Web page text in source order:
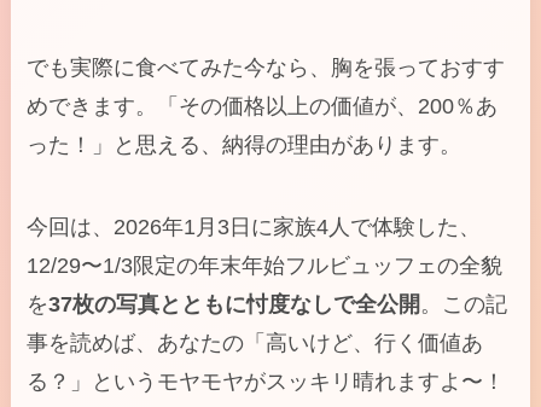
でも実際に食べてみた今なら、胸を張っておすす
めできます。「その価格以上の価値が、200％あ
った！」と思える、納得の理由があります。
今回は、2026年1月3日に家族4人で体験した、
12/29〜1/3限定の年末年始フルビュッフェの全貌
を37枚の写真とともに忖度なしで全公開 。この記
事を読めば、あなたの「高いけど、行く価値あ
る？」というモヤモヤがスッキリ晴れますよ〜！